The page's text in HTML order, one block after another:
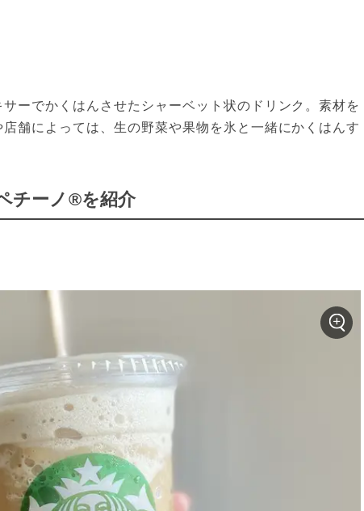
ーでかくはんさせたシャーベット状のドリンク。素材を
舗によっては、生の野菜や果物を氷と一緒にかくはんす
チーノ®を紹介